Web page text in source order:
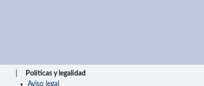
Políticas y legalidad
Aviso legal